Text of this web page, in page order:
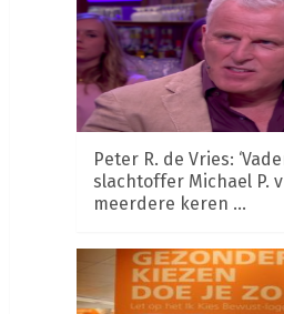
Peter R. de Vries:
slachtoffer Michael P.
meerdere keren …